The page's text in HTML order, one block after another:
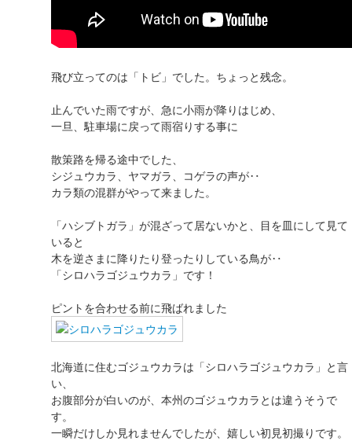
飛び立ってのは「トビ」でした。ちょっと残念。
止んでいた雨ですが、急に小雨が降りはじめ、
一旦、駐車場に戻って雨宿りする事に
散策路を帰る途中でした、
シジュウカラ、ヤマガラ、コゲラの声が‥
カラ類の混群がやって来ました。
「ハシブトガラ」が混ざって居ないかと、目を皿にして見て
いると
木を逆さまに降りたり登ったりしている鳥が‥
「シロハラゴジュウカラ」です！
ピントを合わせる前に飛ばれました
北海道に住むゴジュウカラは「シロハラゴジュウカラ」と言
い、
お腹部分が白いのが、本州のゴジュウカラとは違うそうで
す。
一瞬だけしか見れませんでしたが、嬉しい初見初撮りです。